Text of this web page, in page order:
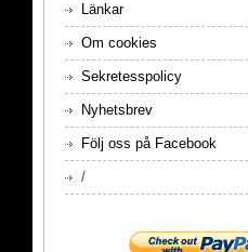
Länkar
Om cookies
Sekretesspolicy
Nyhetsbrev
Följ oss på Facebook
/